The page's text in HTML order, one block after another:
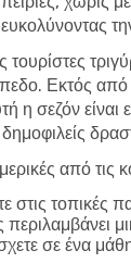
τουρίστες
Εκτός από
η σεζόν είναι
από τις
στις τοπικές
σε ένα